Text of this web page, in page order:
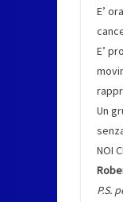
E’
E’
Un
NOI
P.S.